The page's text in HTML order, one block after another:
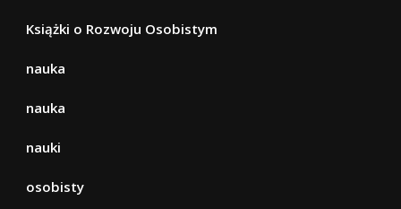
Książki o Rozwoju Osobistym
nauka
nauka
nauki
osobisty